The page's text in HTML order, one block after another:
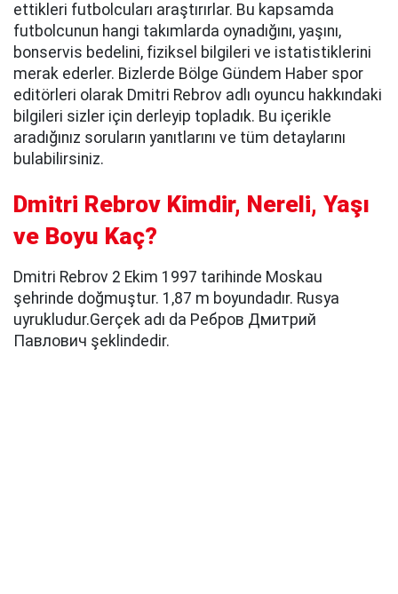
ettikleri futbolcuları araştırırlar. Bu kapsamda
futbolcunun hangi takımlarda oynadığını, yaşını,
bonservis bedelini, fiziksel bilgileri ve istatistiklerini
merak ederler. Bizlerde Bölge Gündem Haber spor
editörleri olarak Dmitri Rebrov adlı oyuncu hakkındaki
bilgileri sizler için derleyip topladık. Bu içerikle
aradığınız soruların yanıtlarını ve tüm detaylarını
bulabilirsiniz.
Dmitri Rebrov Kimdir, Nereli, Yaşı
ve Boyu Kaç?
Dmitri Rebrov 2 Ekim 1997 tarihinde Moskau
şehrinde doğmuştur. 1,87 m boyundadır. Rusya
uyrukludur.Gerçek adı da Ребров Дмитрий
Павлович şeklindedir.